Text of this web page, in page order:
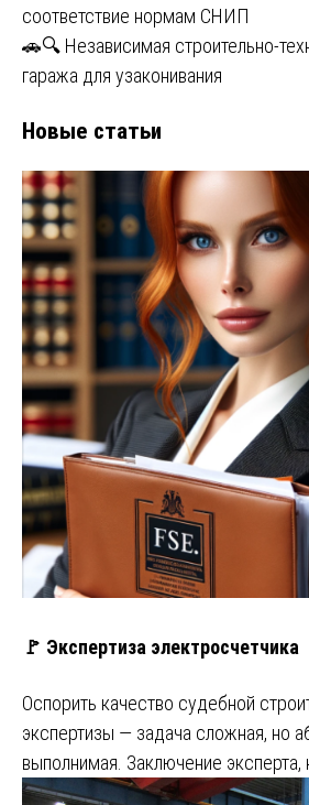
соответствие нормам СНИП
🚗🔍 Независимая строительно-
гаража для узаконивания
Новые статьи
🚩 Экспертиза электросчетчика
Оспорить качество судебной
экспертизы — задача сложная, но
выполнимая. Заключение эксперта,